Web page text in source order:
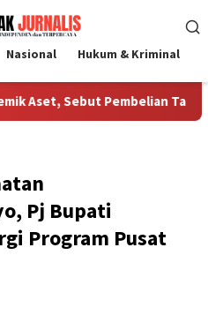
Nasional Hukum & Kriminal
Sebut Pembelian Tanah
Pj Bupati
Program Pusat